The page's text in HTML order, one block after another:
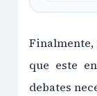
que este
debates